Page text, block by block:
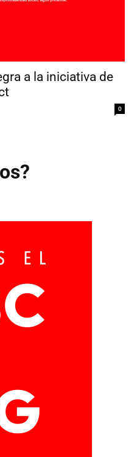
a la iniciativa de
0